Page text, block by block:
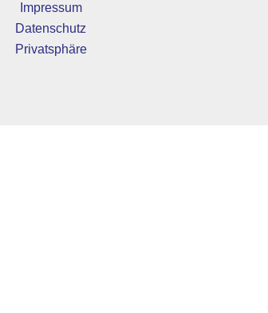
Impressum
Datenschutz
Privatsphäre